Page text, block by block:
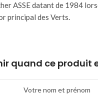
ASSE datant de 1984
principal des Verts.
quand ce produit